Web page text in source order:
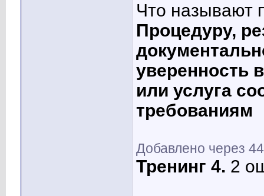
Что называют
Процедуру,
уверенность
или услуга
требованиям
Добавлено через
Тренинг 4. 2